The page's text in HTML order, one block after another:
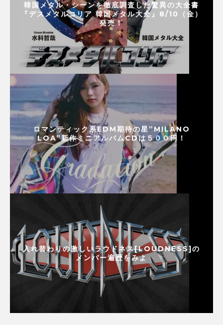
韓国メタル・シーンを徹底調査した驚異の大全書
『デスメタルコリア 韓国メタル大全』8/10（金）
発売！
ロマンティック系EDM期待の星”MILANO
LOA”新作ミニアルバムCDは５００円！
入れ替わりの激しいラウドネス[LOUDNESS]の
メンバー遍歴をみよ